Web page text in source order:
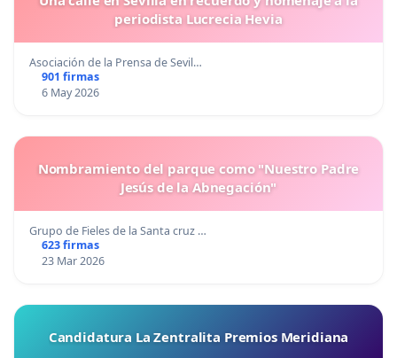
periodista Lucrecia Hevia
Asociación de la Prensa de Sevil…
901 firmas
6 May 2026
Nombramiento del parque como "Nuestro Padre
Jesús de la Abnegación"
Grupo de Fieles de la Santa cruz …
623 firmas
23 Mar 2026
Candidatura La Zentralita Premios Meridiana